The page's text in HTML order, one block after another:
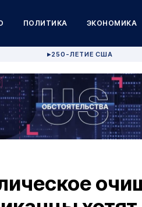
ПОЛИТИКА ЭКОНОМИКА
▶250-ЛЕТИЕ США